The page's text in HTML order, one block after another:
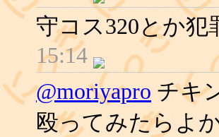
守コス320とか
15:14
@moriyapro チキ
殴ってみたらよ